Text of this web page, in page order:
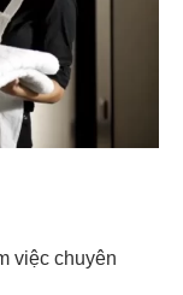
việc chuyên